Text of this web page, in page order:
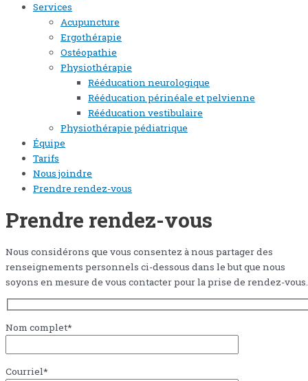
Services
Acupuncture
Ergothérapie
Ostéopathie
Physiothérapie
Rééducation neurologique
Rééducation périnéale et pelvienne
Rééducation vestibulaire
Physiothérapie pédiatrique
Équipe
Tarifs
Nous joindre
Prendre rendez-vous
Prendre rendez-vous
Nous considérons que vous consentez à nous partager des
renseignements personnels ci-dessous dans le but que nous
soyons en mesure de vous contacter pour la prise de rendez-vous.
Nom complet*
Courriel*